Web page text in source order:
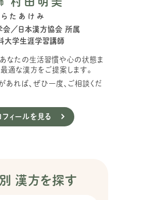
らたあけみ
会／日本漢方協会 所属
大学生涯学習講師
あなたの生活習慣や心の状態ま
最適な漢方をご提案します。
れば、ぜひ一度、ご相談くだ
フィールを見る
漢方を探す